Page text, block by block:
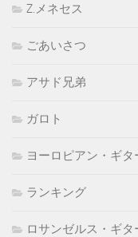
Z.メネセス
ごあいさつ
アサド兄弟
ガロト
ヨーロピアン・ギタ
ランキング
ロサンゼルス・ギタ